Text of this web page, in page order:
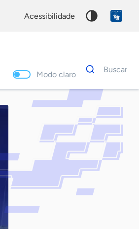
acessibilidade
Modo claro
Dados
para
Buscar
Palavra
chave